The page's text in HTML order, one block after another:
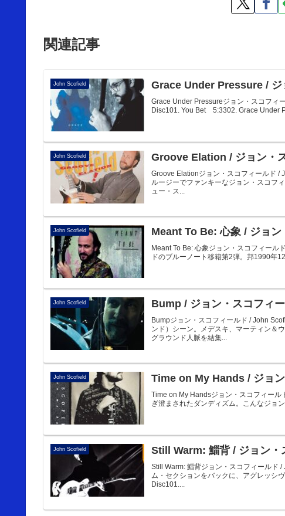
関連記事
John Scofield Grace Under Pressure / ジ
Grace Under Pressureジョン・スコフィ
Disc101. You Bet 5:3302. Grace Under
John Scofield Groove Elation / ジョン・
Groove Elationジョン・スコフィールド /
ルージーでファンキーなジョン・スコフ
ュー・ス...
John Scofield Meant To Be: 心象 / ジョン
Meant To Be: 心象ジョン・スコフィール
ドのブルーノート移籍第2弾。邦1990年
John Scofield Bump / ジョン・スコフィ
Bumpジョン・スコフィールド / John
ンド）シーン。メデスキ、マーティン＆
グラウンド人脈を結集...
John Scofield Time on My Hands / ジョ
Time on My Handsジョン・スコフィー
ぎ澄まされたダンディズム。こんなジ
John Scofield Still Warm: 鯔背 / ジョン・
Still Warm: 鯔背ジョン・スコフィールド
ム・セクションをバックに、アグレッシ
Disc101....